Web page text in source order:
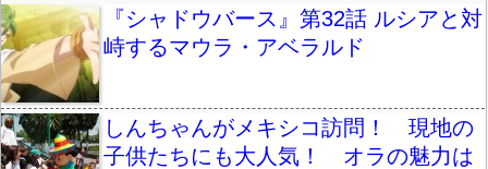
『シャドウバース』第32話 ルシアと対
峙するマウラ・アベラルド
しんちゃんがメキシコ訪問！ 現地の
子供たちにも大人気！ オラの魅力は